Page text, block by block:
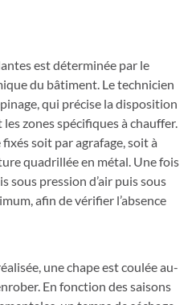
est déterminée par le
du bâtiment. Le technicien
qui précise la disposition
les zones spécifiques à chauffer.
soit par agrafage, soit à
quadrillée en métal. Une fois
sous pression d’air puis sous
afin de vérifier l’absence
une chape est coulée au-
En fonction des saisons